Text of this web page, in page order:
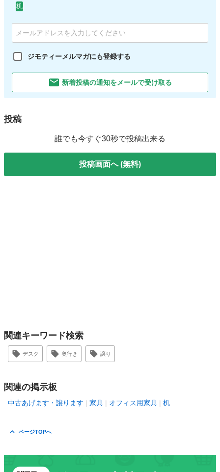
机
ジモティーメルマガにも登録する
新着投稿の通知をメールで受け取る
投稿
誰でも今すぐ30秒で投稿出来る
投稿画面へ (無料)
関連キーワード検索
デスク 奥行き 譲り
関連の掲示板
中古あげます・譲ります 家具 オフィス用家具 机
ページTOPへ